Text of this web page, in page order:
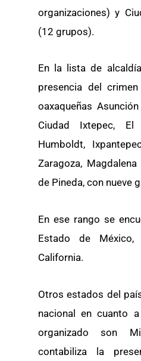
organizaciones) y
(12 grupos).
En la lista de
presencia del
oaxaqueñas
Ciudad Ixtepec, El
Humboldt,
Zaragoza,
de Pineda, con nueve
En ese rango se
Estado de
California.
Otros estados del
nacional en cuanto
organizado son
contabiliza la